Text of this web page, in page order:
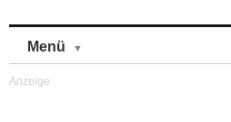
Menü